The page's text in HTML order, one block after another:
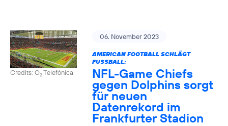
Credits: O2Telefónica
06. November 2023
AMERICAN FOOTBALL SCHLÄGT
FUSSBALL:
NFL-Game Chiefs
gegen Dolphins sorgt
für neuen
Datenrekord im
Frankfurter Stadion